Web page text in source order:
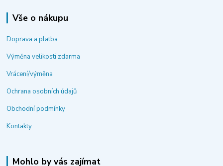
Vše o nákupu
Doprava a platba
Výměna velikosti zdarma
Vrácení/výměna
Ochrana osobních údajů
Obchodní podmínky
Kontakty
Mohlo by vás zajímat